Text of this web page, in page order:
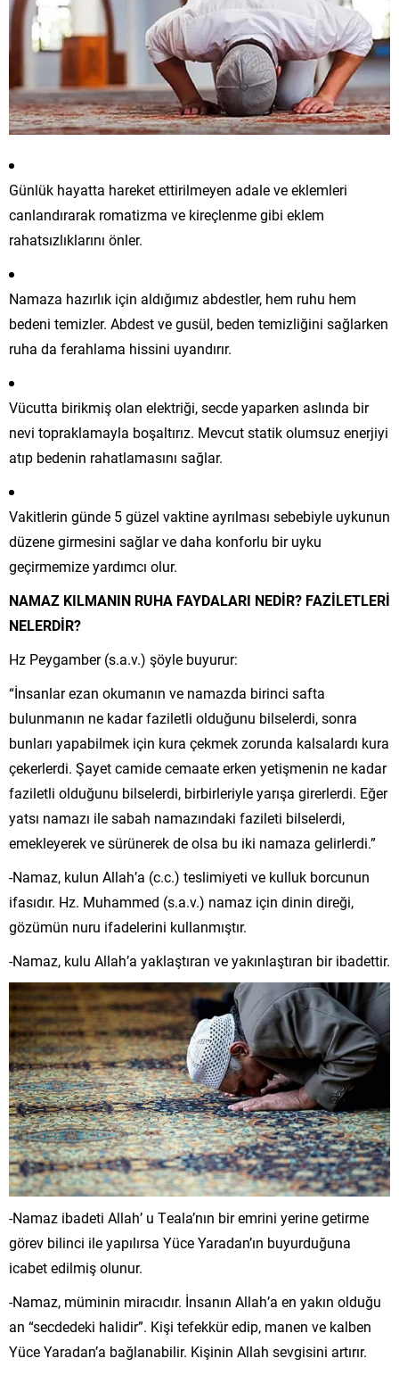
Günlük hayatta hareket ettirilmeyen adale ve eklemleri
canlandırarak romatizma ve kireçlenme gibi eklem
rahatsızlıklarını önler.
Namaza hazırlık için aldığımız abdestler, hem ruhu hem
bedeni temizler. Abdest ve gusül, beden temizliğini sağlarken
ruha da ferahlama hissini uyandırır.
Vücutta birikmiş olan elektriği, secde yaparken aslında bir
nevi topraklamayla boşaltırız. Mevcut statik olumsuz enerjiyi
atıp bedenin rahatlamasını sağlar.
Vakitlerin günde 5 güzel vaktine ayrılması sebebiyle uykunun
düzene girmesini sağlar ve daha konforlu bir uyku
geçirmemize yardımcı olur.
NAMAZ KILMANIN RUHA FAYDALARI NEDİR? FAZİLETLERİ
NELERDİR?
Hz Peygamber (s.a.v.) şöyle buyurur:
“İnsanlar ezan okumanın ve namazda birinci safta
bulunmanın ne kadar faziletli olduğunu bilselerdi, sonra
bunları yapabilmek için kura çekmek zorunda kalsalardı kura
çekerlerdi. Şayet camide cemaate erken yetişmenin ne kadar
faziletli olduğunu bilselerdi, birbirleriyle yarışa girerlerdi. Eğer
yatsı namazı ile sabah namazındaki fazileti bilselerdi,
emekleyerek ve sürünerek de olsa bu iki namaza gelirlerdi.”
-Namaz, kulun Allah’a (c.c.) teslimiyeti ve kulluk borcunun
ifasıdır. Hz. Muhammed (s.a.v.) namaz için dinin direği,
gözümün nuru ifadelerini kullanmıştır.
-Namaz, kulu Allah’a yaklaştıran ve yakınlaştıran bir ibadettir.
-Namaz ibadeti Allah’ u Teala’nın bir emrini yerine getirme
görev bilinci ile yapılırsa Yüce Yaradan’ın buyurduğuna
icabet edilmiş olunur.
-Namaz, müminin miracıdır. İnsanın Allah’a en yakın olduğu
an “secdedeki halidir”. Kişi tefekkür edip, manen ve kalben
Yüce Yaradan’a bağlanabilir. Kişinin Allah sevgisini artırır.